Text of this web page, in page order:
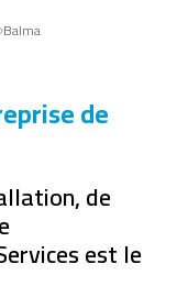
Balma
de
de
est le